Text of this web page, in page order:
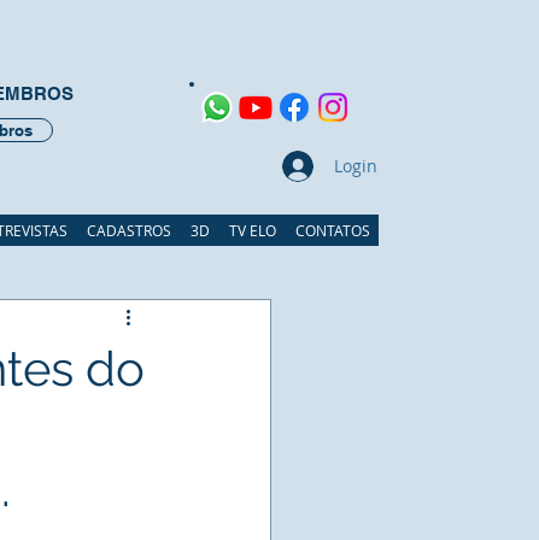
Login
do
CADASTROS 3D TV ELO CONTATOS